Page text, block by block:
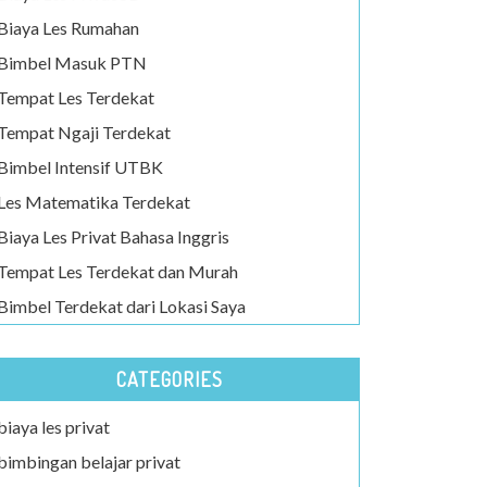
Les Rumahan
Masuk PTN
Les Terdekat
Ngaji Terdekat
Intensif UTBK
Matematika Terdekat
Les Privat Bahasa Inggris
Les Terdekat dan Murah
Terdekat dari Lokasi Saya
CATEGORIES
les privat
belajar privat